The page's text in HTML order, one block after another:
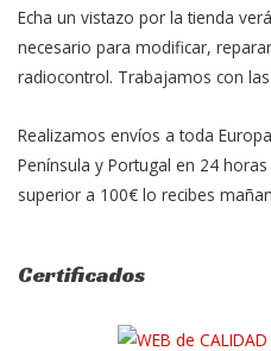
Echa un vistazo por la tienda
necesario para modificar,
radiocontrol. Trabajamos con
Realizamos envíos a toda
Península y Portugal en 24
superior a 100€ lo recibes
Certificados